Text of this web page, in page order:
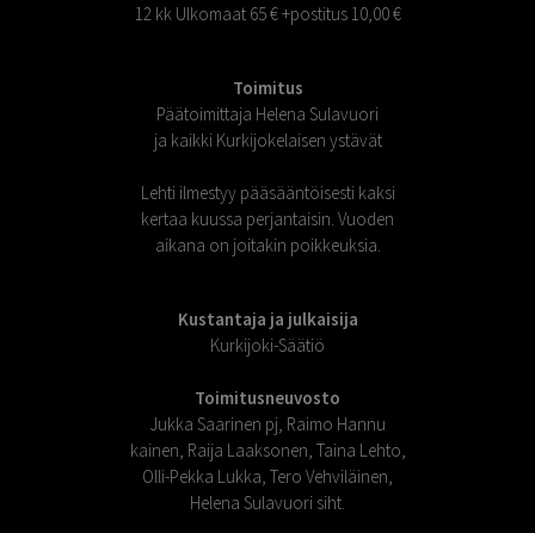
12 kk Ulkomaat 65 € +postitus 10,00 €
Toimitus
Päätoimittaja Helena Sulavuori
ja kaikki Kurkijokelaisen ystävät
Lehti ilmestyy pääsääntöisesti kaksi
kertaa kuussa perjantaisin. Vuoden
aikana on joitakin poikkeuksia.
Kustantaja ja julkaisija
Kurkijoki-Säätiö
Toimitusneuvosto
Jukka Saarinen pj, Raimo Hannu
kainen, Raija Laaksonen, Taina Lehto,
Olli-Pekka Lukka, Tero Vehviläinen,
Helena Sulavuori siht.